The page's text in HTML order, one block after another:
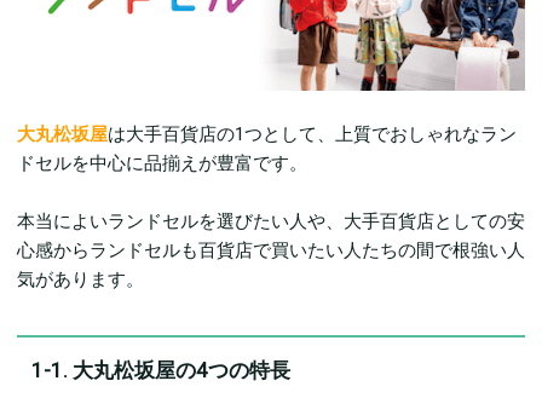
大丸松坂屋は大手百貨店の1つとして、上質でおしゃれなラン
ドセルを中心に品揃えが豊富です。
本当によいランドセルを選びたい人や、大手百貨店としての安
心感からランドセルも百貨店で買いたい人たちの間で根強い人
気があります。
1-1. 大丸松坂屋の4つの特長